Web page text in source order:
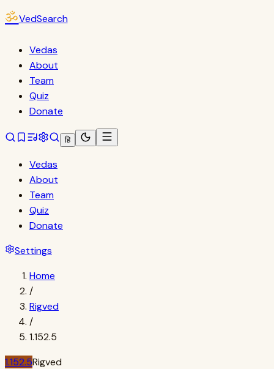
ॐVedSearch
Vedas
About
Team
Quiz
Donate
हि
Vedas
About
Team
Quiz
Donate
Settings
Home
/
Rigved
/
1.152.5
1.152.5Rigved